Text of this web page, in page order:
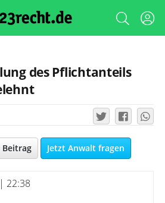
des Pflichtanteils
Beitrag Jetzt Anwalt fragen
22:38